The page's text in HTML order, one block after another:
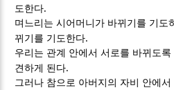
도한다.
며느리는 시어머니가 바뀌기를 기도
뀌기를 기도한다.
우리는 관계 안에서 서로를 바뀌도
견하게 된다.
그러나 참으로 아버지의 자비 안에